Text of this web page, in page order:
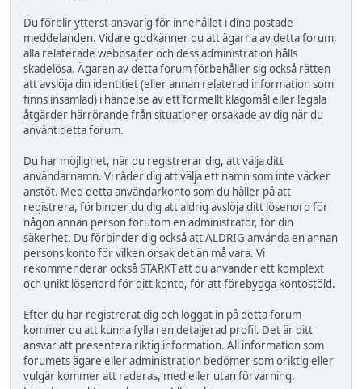
Du förblir ytterst ansvarig för innehållet i dina postade
meddelanden. Vidare godkänner du att ägarna av detta forum,
alla relaterade webbsajter och dess administration hålls
skadelösa. Ägaren av detta forum förbehåller sig också rätten
att avslöja din identitiet (eller annan relaterad information som
finns insamlad) i händelse av ett formellt klagomål eller legala
åtgärder härrörande från situationer orsakade av dig när du
använt detta forum.
Du har möjlighet, när du registrerar dig, att välja ditt
användarnamn. Vi råder dig att välja ett namn som inte väcker
anstöt. Med detta användarkonto som du håller på att
registrera, förbinder du dig att aldrig avslöja ditt lösenord för
någon annan person förutom en administratör, för din
säkerhet. Du förbinder dig också att ALDRIG använda en annan
persons konto för vilken orsak det än må vara. Vi
rekommenderar också STARKT att du använder ett komplext
och unikt lösenord för ditt konto, för att förebygga kontostöld.
Efter du har registrerat dig och loggat in på detta forum
kommer du att kunna fylla i en detaljerad profil. Det är ditt
ansvar att presentera riktig information. All information som
forumets ägare eller administration bedömer som oriktig eller
vulgär kommer att raderas, med eller utan förvarning.